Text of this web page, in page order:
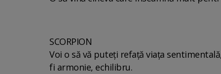
SCORPION
Voi o să vă puteți refață viața
fi armonie, echilibru.